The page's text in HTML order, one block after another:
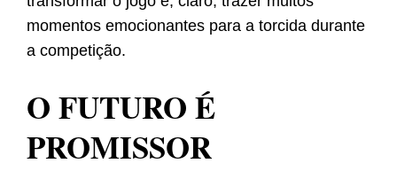
momentos emocionantes para a torcida durante
a competição.
O FUTURO É
PROMISSOR